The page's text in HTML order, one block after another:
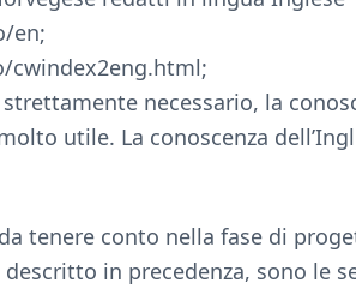
en;
cwindex2eng.html;
necessario, la
utile. La conoscenza
tenere conto nella fase di
in precedenza, sono le